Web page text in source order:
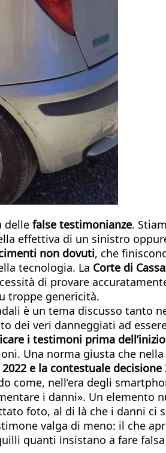
delle false testimonianze.
effettiva di un sinistro
non dovuti, che
tecnologia. La Corte di
di provare
troppe genericità.
è un tema discusso tanto
dei veri danneggiati ad
i testimoni prima
Una norma giusta che
e la contestuale decisione
come, nell’era degli
i danni». Un elemento
foto, al di là che i danni ci
valga di meno: il che
quanti insistano a fare